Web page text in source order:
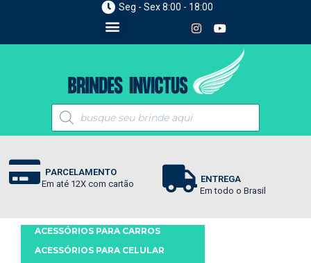
Seg - Sex 8:00 - 18:00
PARCELAMENTO
Em até 12X com cartão
ENTREGA
Em todo o Brasil
ACESSÓRIOS PARA CARROS
ACESSÓRIOS PARA CELULAR